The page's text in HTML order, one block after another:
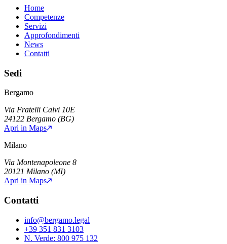
Home
Competenze
Servizi
Approfondimenti
News
Contatti
Sedi
Bergamo
Via Fratelli Calvi 10E
24122 Bergamo (BG)
Apri in Maps
Milano
Via Montenapoleone 8
20121 Milano (MI)
Apri in Maps
Contatti
info@bergamo.legal
+39 351 831 3103
N. Verde: 800 975 132